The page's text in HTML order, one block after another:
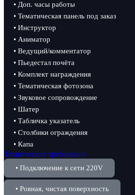
• Доп. часы работы
• Тематическая панель под заказ
• Инструктор
• Аниматор
• Ведущий/комментатор
• Пьедестал почёта
• Комплект награждения
• Тематическая фотозона
• Звуковое сопровождение
• Шатер
• Табличка указатель
• Столбики ограждения
• Капа
Технические требования
• Подключение к сети 220V
• Ровная, чистая поверхность